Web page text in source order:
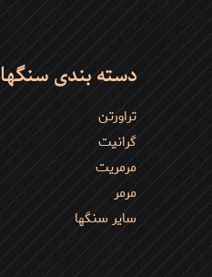
1 of 5 stars
دسته بندی سنگها
تراورتن
گرانیت
مرمریت
مرمر
سایر سنگها